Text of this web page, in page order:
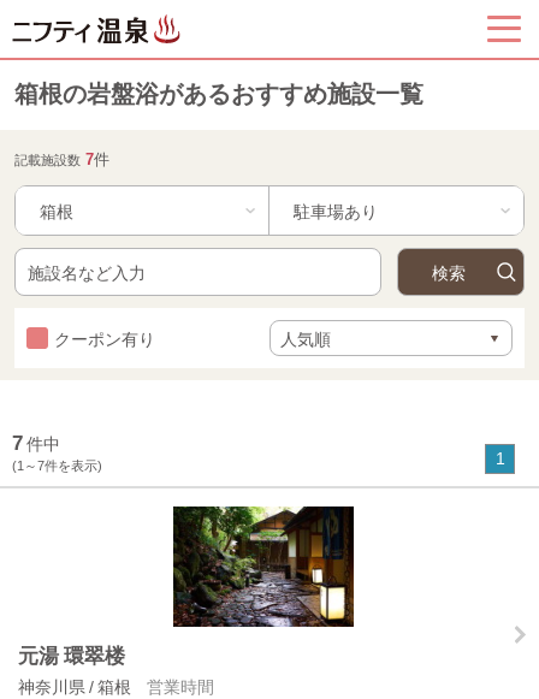
箱根の岩盤浴があるおすすめ施設一覧
記載施設数 7件
箱根
クーポン有り
7件中
(1～7件を表示) 1
元湯 環翠楼
神奈川県 / 箱根 営業時間